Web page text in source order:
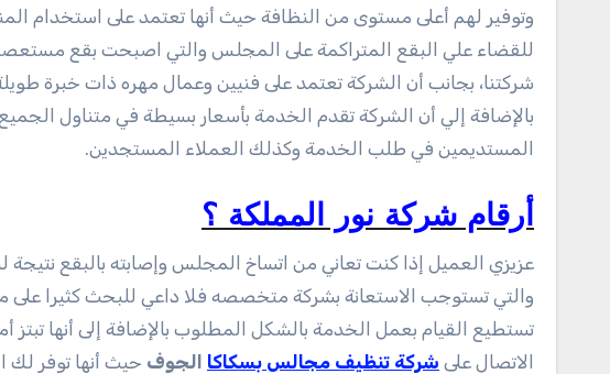
وتوفير لهم أعلى مستوى من النظافة حيث أنها تعتمد على استخدام
للقضاء علي البقع المتراكمة على المجلس والتي اصبحت بقع
شركتنا، بجانب أن الشركة تعتمد على فنيين وعمال مهره ذات خبرة
بالإضافة إلي أن الشركة تقدم الخدمة بأسعار بسيطة في متناول
المستديمين في طلب الخدمة وكذلك العملاء المستجدين.
أرقام شركة نور المملكة ؟
عزيزي العميل إذا كنت تعاني من اتساخ المجلس وإصابته بالبقع
والتي تستوجب الاستعانة بشركة متخصصه فلا داعي للبحث كثيرا على
تستطيع القيام بعمل الخدمة بالشكل المطلوب بالإضافة إلى أنها
الاتصال على شركة تنظيف مجالس بسكاكا الجوف حيث أنها توفر لك